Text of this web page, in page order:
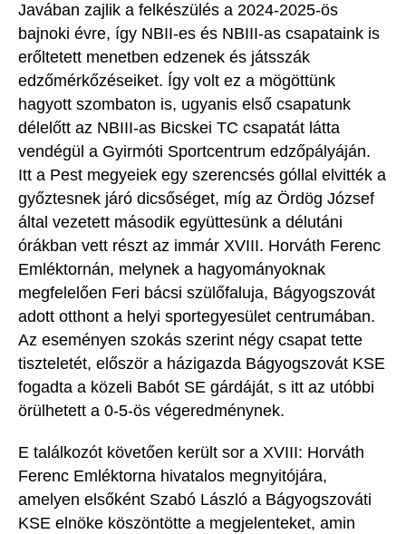
Javában zajlik a felkészülés a 2024-2025-ös
bajnoki évre, így NBII-es és NBIII-as csapataink is
erőltetett menetben edzenek és játsszák
edzőmérkőzéseiket. Így volt ez a mögöttünk
hagyott szombaton is, ugyanis első csapatunk
délelőtt az NBIII-as Bicskei TC csapatát látta
vendégül a Gyirmóti Sportcentrum edzőpályáján.
Itt a Pest megyeiek egy szerencsés góllal elvitték a
győztesnek járó dicsőséget, míg az Ördög József
által vezetett második együttesünk a délutáni
órákban vett részt az immár XVIII. Horváth Ferenc
Emléktornán, melynek a hagyományoknak
megfelelően Feri bácsi szülőfaluja, Bágyogszovát
adott otthont a helyi sportegyesület centrumában.
Az eseményen szokás szerint négy csapat tette
tiszteletét, először a házigazda Bágyogszovát KSE
fogadta a közeli Babót SE gárdáját, s itt az utóbbi
örülhetett a 0-5-ös végeredménynek.
E találkozót követően került sor a XVIII: Horváth
Ferenc Emléktorna hivatalos megnyitójára,
amelyen elsőként Szabó László a Bágyogszováti
KSE elnöke köszöntötte a megjelenteket, amin